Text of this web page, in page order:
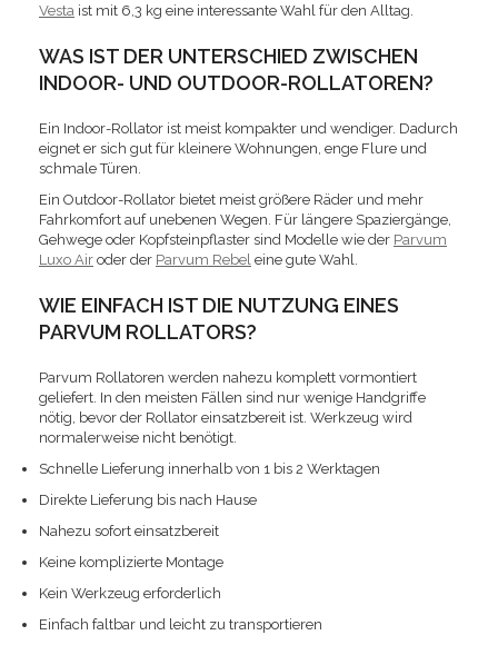
Vesta ist mit 6,3 kg eine interessante Wahl für den Alltag.
WAS IST DER UNTERSCHIED ZWISCHEN
INDOOR- UND OUTDOOR-ROLLATOREN?
Ein Indoor-Rollator ist meist kompakter und wendiger. Dadurch
eignet er sich gut für kleinere Wohnungen, enge Flure und
schmale Türen.
Ein Outdoor-Rollator bietet meist größere Räder und mehr
Fahrkomfort auf unebenen Wegen. Für längere Spaziergänge,
Gehwege oder Kopfsteinpflaster sind Modelle wie der Parvum
Luxo Air oder der Parvum Rebel eine gute Wahl.
WIE EINFACH IST DIE NUTZUNG EINES
PARVUM ROLLATORS?
Parvum Rollatoren werden nahezu komplett vormontiert
geliefert. In den meisten Fällen sind nur wenige Handgriffe
nötig, bevor der Rollator einsatzbereit ist. Werkzeug wird
normalerweise nicht benötigt.
Schnelle Lieferung innerhalb von 1 bis 2 Werktagen
Direkte Lieferung bis nach Hause
Nahezu sofort einsatzbereit
Keine komplizierte Montage
Kein Werkzeug erforderlich
Einfach faltbar und leicht zu transportieren